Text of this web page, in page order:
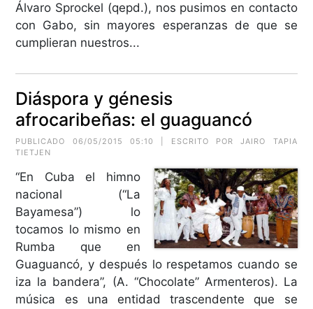
Álvaro Sprockel (qepd.), nos pusimos en contacto
con Gabo, sin mayores esperanzas de que se
cumplieran nuestros...
Diáspora y génesis
afrocaribeñas: el guaguancó
PUBLICADO 06/05/2015 05:10 | ESCRITO POR JAIRO TAPIA
TIETJEN
“En Cuba el himno
nacional (“La
Bayamesa”) lo
tocamos lo mismo en
Rumba que en
Guaguancó, y después lo respetamos cuando se
iza la bandera”, (A. “Chocolate” Armenteros). La
música es una entidad trascendente que se